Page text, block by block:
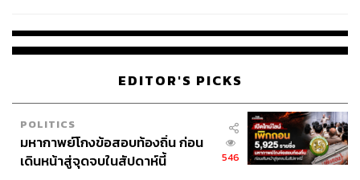
EDITOR'S PICKS
POLITICS
มหากาพย์โกงข้อสอบท้องถิ่น ก่อน
เดินหน้าสู่จุดจบในสัปดาห์นี้
546